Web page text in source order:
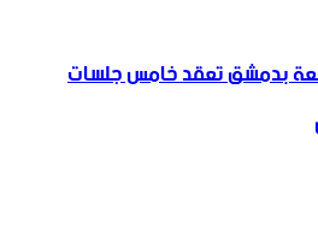
بدمشق تعقد خامس جلسات